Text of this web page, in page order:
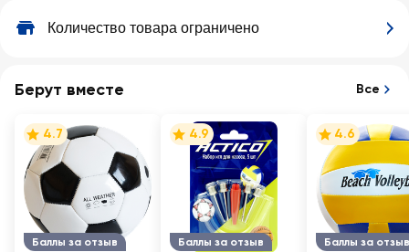
Количество товара ограничено
Берут вместе Все
Баллы за отзыв
4.7
Баллы за отзыв
4.9
Баллы за отзыв
4.6